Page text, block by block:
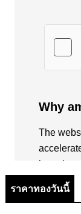
ราคาทองวันนี้